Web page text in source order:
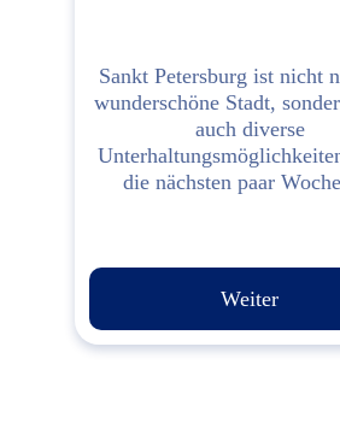
Sankt Petersburg ist nicht
wunderschöne Stadt,
auch diverse
die nächsten paar
Weiter